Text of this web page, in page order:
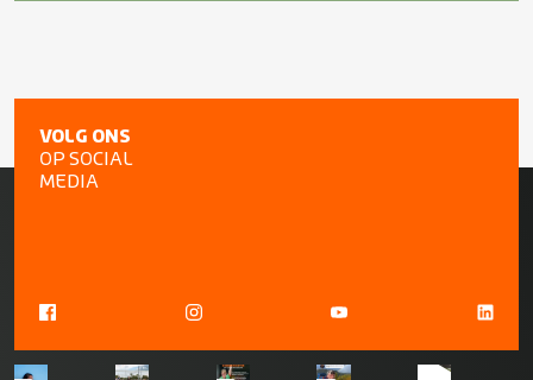
VOLG ONS
OP SOCIAL
MEDIA